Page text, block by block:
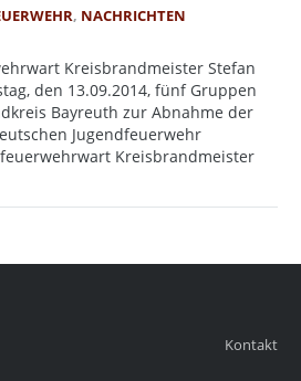
, NACHRICHTEN
Kreisbrandmeister Stefan
den 13.09.2014, fünf Gruppen
Bayreuth zur Abnahme der
Jugendfeuerwehr
Kreisbrandmeister
Kontakt